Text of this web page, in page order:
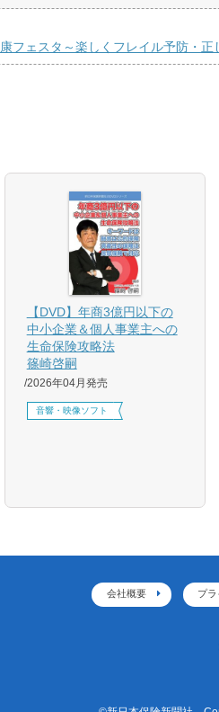
フェスタ～楽しくフレイル予防・正
【DVD】年商3億円以下の
中小企業＆個人事業主への
生命保険攻略法
篠崎啓嗣
2026年04月発売
音響・映像ソフト
会社概要 プ